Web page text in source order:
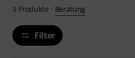
3 Produkte · Beratung
Filter